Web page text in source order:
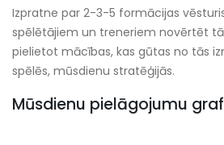
Izpratne par 2-3-5 formācijas
spēlētājiem un treneriem novērtēt
pielietot mācības, kas gūtas no tās
spēlēs, mūsdienu stratēģijās.
Mūsdienu pielāgojumu